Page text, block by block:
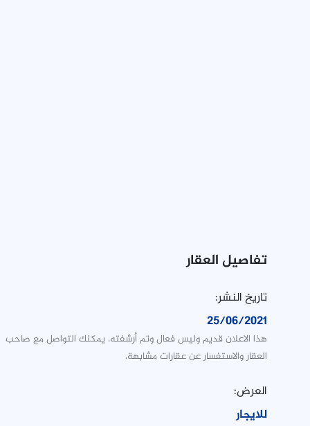
تفاصيل العقار
تاريخ النشر:
25/06/2021
هذا الاعلان قديم وليس فعال وتم أرشفته، يمكنك التواصل مع صاحب
العقار والاستفسار عن عقارات مشابهة.
العرض:
للايجار